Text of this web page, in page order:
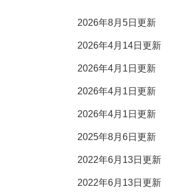
2026年8月5日更新
2026年4月14日更新
2026年4月1日更新
2026年4月1日更新
2026年4月1日更新
2025年8月6日更新
2022年6月13日更新
2022年6月13日更新